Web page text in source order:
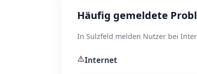
Häufig gemeldete
In Sulzfeld melden Nutzer bei
⚠️Internet